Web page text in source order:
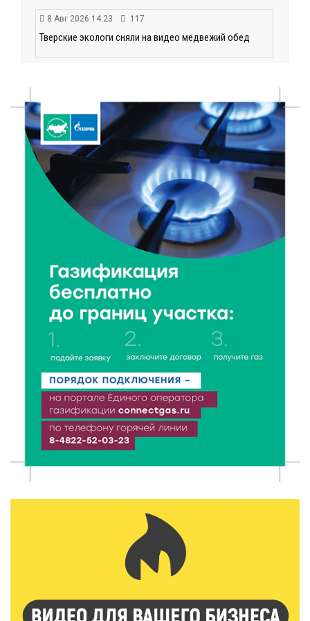
8 Авг 2026 14:23 117
Тверские экологи сняли на видео медвежий обед
Калязине
8 Авг 2026 13:37 302
Чем удивит X Международный фестиваль «Калитка»
в 2026 году?
8 Авг 2026 12:37 203
Забыл вещи в транспорте? Рассказываем, что ждёт
пассажиров по новым правилам
8 Авг 2026 12:12 295
Более 40 миллионов на металлургию получил бизнес
Твери
8 Авг 2026 11:37 277
От теории до практики: в детских лагерях Тверской
области проходят «Дни безопасности»
8 Авг 2026 10:37 205
Арбуз без риска: на что обратить внимание при
Виталий Королев рассказал о доступном спорте
для жителей Верхневолжья
8 Авг 2026 09:18 202
«Эстафету чемпионов» провели на площади